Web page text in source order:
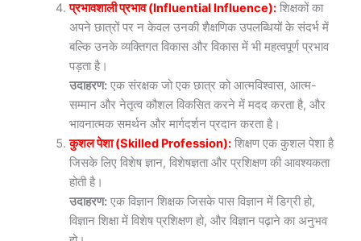
प्रभावशाली प्रभाव (Influential Influence): शिक्षकों का
अपने छात्रों पर न केवल उनकी शैक्षणिक उपलब्धियों के संदर्भ में
बल्कि उनके व्यक्तिगत विकास और विकास में भी महत्वपूर्ण प्रभाव
पड़ता है।
उदाहरण: एक संरक्षक जो एक छात्र को आत्मविश्वास, आत्म-
सम्मान और नेतृत्व कौशल विकसित करने में मदद करता है, और
भावनात्मक समर्थन और मार्गदर्शन प्रदान करता है।
कुशल पेशा (Skilled Profession): शिक्षण एक कुशल पेशा है
जिसके लिए विशेष ज्ञान, विशेषज्ञता और प्रशिक्षण की आवश्यकता
होती है।
उदाहरण: एक विज्ञान शिक्षक जिसके पास विज्ञान में डिग्री हो,
विज्ञान शिक्षा में विशेष प्रशिक्षण हो, और विज्ञान पढ़ाने का अनुभव